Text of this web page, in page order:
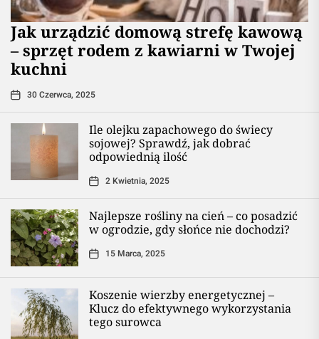
​Jak urządzić domową strefę kawową
– sprzęt rodem z kawiarni w Twojej
kuchni
30 Czerwca, 2025
Ile olejku zapachowego do świecy
sojowej? Sprawdź, jak dobrać
odpowiednią ilość
2 Kwietnia, 2025
Najlepsze rośliny na cień – co posadzić
w ogrodzie, gdy słońce nie dochodzi?
15 Marca, 2025
Koszenie wierzby energetycznej –
Klucz do efektywnego wykorzystania
tego surowca